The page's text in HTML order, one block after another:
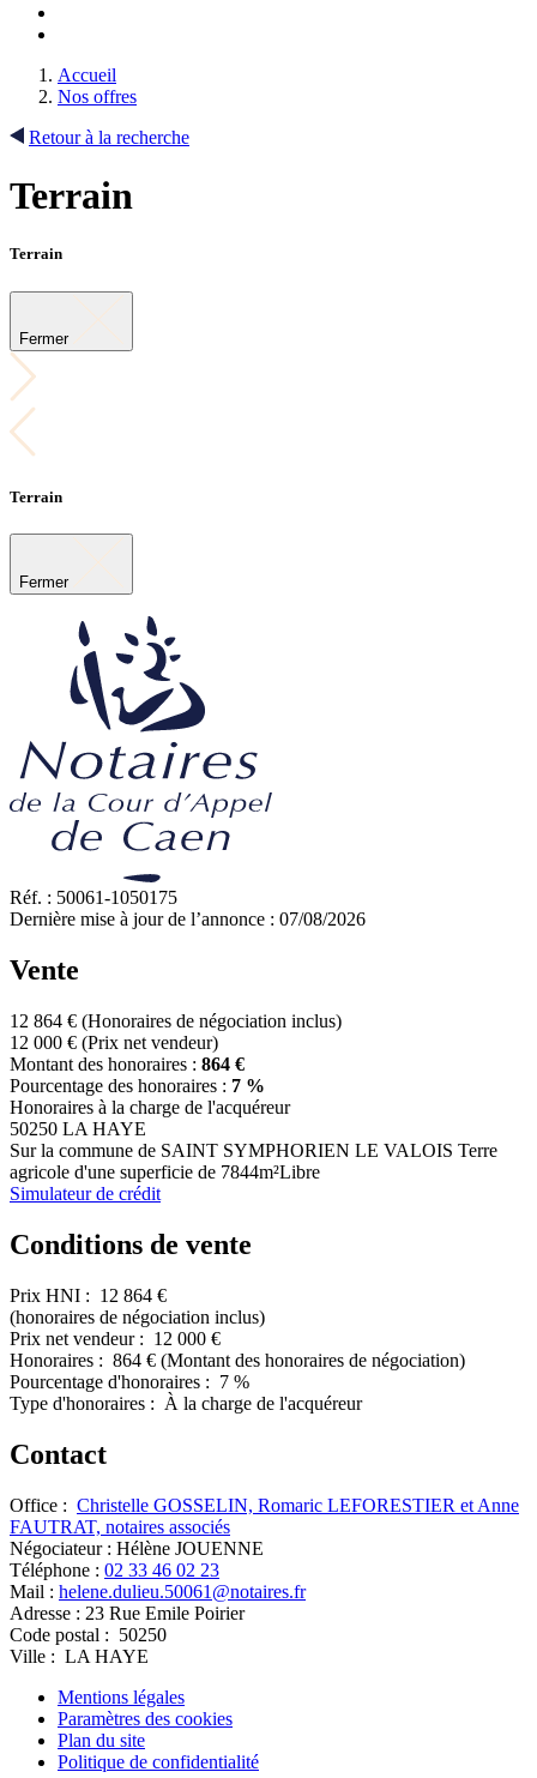
Accueil
Nos offres
Retour à la recherche
Terrain
Terrain
Fermer
Terrain
Fermer
Réf. : 50061-1050175
Dernière mise à jour de l’annonce : 07/08/2026
Vente
12 864 € (Honoraires de négociation inclus)
12 000 € (Prix net vendeur)
Montant des honoraires : 864 €
Pourcentage des honoraires : 7 %
Honoraires à la charge de l'acquéreur
50250 LA HAYE
Sur la commune de SAINT SYMPHORIEN LE VALOIS Terre
agricole d'une superficie de 7844m²Libre
Simulateur de crédit
Conditions de vente
Prix HNI : 12 864 €
(honoraires de négociation inclus)
Prix net vendeur : 12 000 €
Honoraires : 864 € (Montant des honoraires de négociation)
Pourcentage d'honoraires : 7 %
Type d'honoraires : À la charge de l'acquéreur
Contact
Office : Christelle GOSSELIN, Romaric LEFORESTIER et Anne
FAUTRAT, notaires associés
Négociateur : Hélène JOUENNE
Téléphone : 02 33 46 02 23
Mail : helene.dulieu.50061@notaires.fr
Adresse : 23 Rue Emile Poirier
Code postal : 50250
Ville : LA HAYE
Mentions légales
Paramètres des cookies
Plan du site
Politique de confidentialité